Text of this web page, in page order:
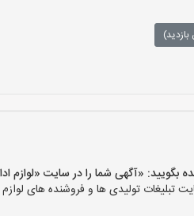
«آگهی شما را در سایت «لوازم اداری ها»
تبلیغات تولیدی ها و فروشنده های